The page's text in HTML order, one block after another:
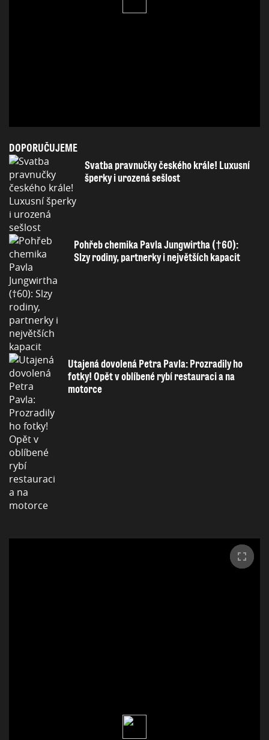
DOPORUČUJEME
Svatba pravnučky českého krále! Luxusní
šperky i urozená sešlost
Pohřeb chemika Pavla Jungwirtha (†60):
Slzy rodiny, partnerky i největších kapacit
Utajená dovolená Petra Pavla: Prozradily ho
fotky! Opět v oblíbené rybí restauraci a na
motorce